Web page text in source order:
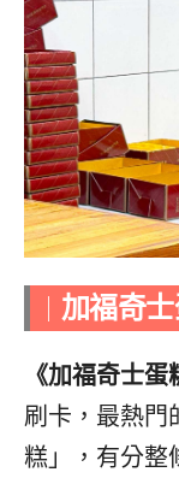
加福奇
《加福奇士蛋
刷卡，最熱門
糕」，有分整